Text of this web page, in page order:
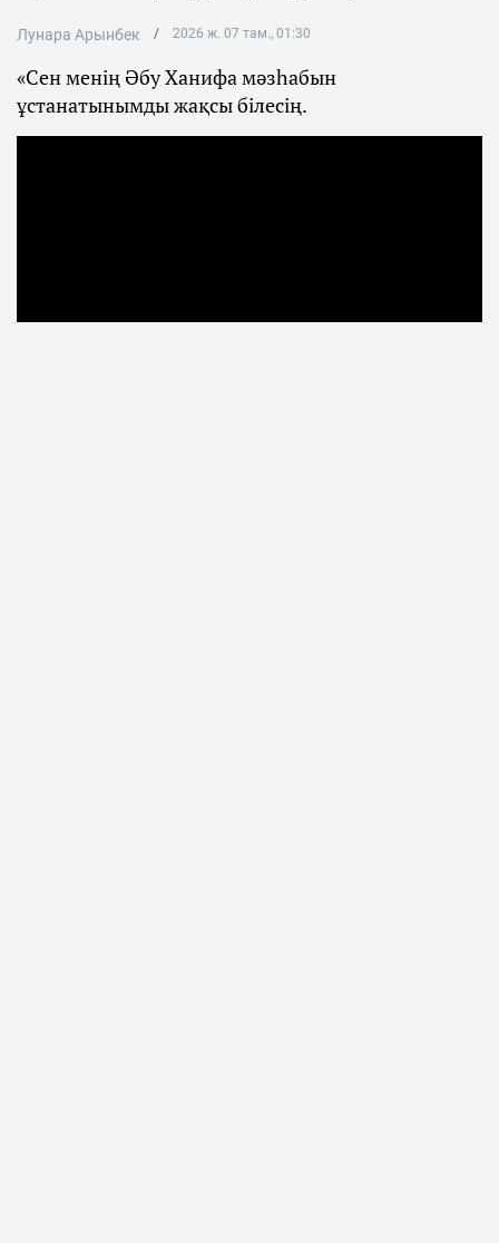
Лунара Арынбек 2026 ж. 07 там., 01:30
«Сен менің Әбу Ханифа мәзһабын
ұстанатынымды жақсы білесің.